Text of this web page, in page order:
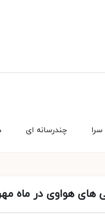
چندرسانه ای
های هواوی در ماه